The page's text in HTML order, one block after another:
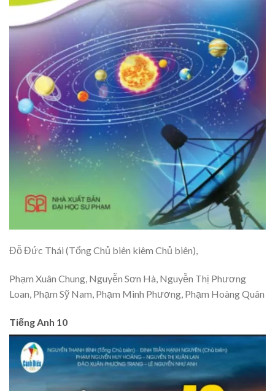
Đỗ Đức Thái (Tổng Chủ biên kiêm Chủ biên),
Phạm Xuân Chung, Nguyễn Sơn Hà, Nguyễn Thị Phương
Loan, Phạm Sỹ Nam, Phạm Minh Phương, Phạm Hoàng Quân
Tiếng Anh 10